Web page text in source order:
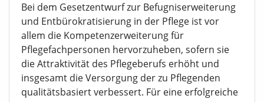
Bei dem Gesetzentwurf zur Befugniserweiterung
und Entbürokratisierung in der Pflege ist vor
allem die Kompetenzerweiterung für
Pflegefachpersonen hervorzuheben, sofern sie
die Attraktivität des Pflegeberufs erhöht und
insgesamt die Versorgung der zu Pflegenden
qualitätsbasiert verbessert. Für eine erfolgreiche